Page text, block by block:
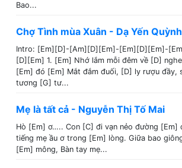
Bao...
Chợ Tình mùa Xuân - Dạ Yến
Intro: [Em][D]-[Am][D][Em]-[Em][D][Em]-
[D][Em] 1. [Em] Nhớ lắm mỗi đêm về [D]
[Em] đó [Em] Mắt đắm đuối, [D] ly rượu đầy,
tương [G] tư...
Mẹ là tất cả - Nguyễn Thị Tố Mai
Hò [Em] ơ….. Con [C] đi vạn nẻo đường [Em]
tiếng mẹ ầu ơ trong [Em] lòng. Giữa bao
[Em] mông, Bàn tay mẹ...